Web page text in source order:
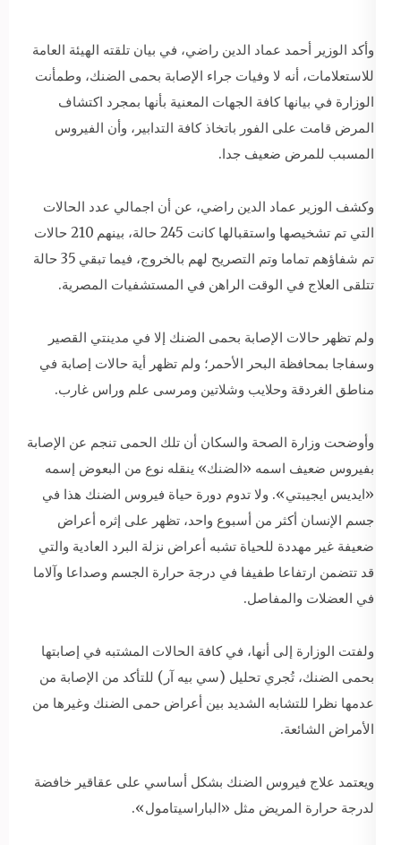
وأكد الوزير أحمد عماد الدين راضي، في بيان تلقته الهيئة العامة
للاستعلامات، أنه لا وفيات جراء الإصابة بحمى الضنك، وطمأنت
الوزارة في بيانها كافة الجهات المعنية بأنها بمجرد اكتشاف
المرض قامت على الفور باتخاذ كافة التدابير، وأن الفيروس
المسبب للمرض ضعيف جدا.
وكشف الوزير عماد الدين راضي، عن أن اجمالي عدد الحالات
التي تم تشخيصها واستقبالها كانت 245 حالة، بينهم 210 حالات
تم شفاؤهم تماما وتم التصريح لهم بالخروج، فيما تبقي 35 حالة
تتلقى العلاج في الوقت الراهن في المستشفيات المصرية.
ولم تظهر حالات الإصابة بحمى الضنك إلا في مدينتي القصير
وسفاجا بمحافظة البحر الأحمر؛ ولم تظهر أية حالات إصابة في
مناطق الغردقة وحلايب وشلاتين ومرسى علم وراس غارب.
وأوضحت وزارة الصحة والسكان أن تلك الحمى تنجم عن الإصابة
بفيروس ضعيف اسمه «الضنك» ينقله نوع من البعوض إسمه
«ايديس ايجيبتي». ولا تدوم دورة حياة فيروس الضنك هذا في
جسم الإنسان أكثر من أسبوع واحد، تظهر على إثره أعراض
ضعيفة غير مهددة للحياة تشبه أعراض نزلة البرد العادية والتي
قد تتضمن ارتفاعا طفيفا في درجة حرارة الجسم وصداعا وآلاما
في العضلات والمفاصل.
ولفتت الوزارة إلى أنها، في كافة الحالات المشتبه في إصابتها
بحمى الضنك، تُجري تحليل (سي بيه آر) للتأكد من الإصابة من
عدمها نظرا للتشابه الشديد بين أعراض حمى الضنك وغيرها من
الأمراض الشائعة.
ويعتمد علاج فيروس الضنك بشكل أساسي على عقاقير خافضة
لدرجة حرارة المريض مثل «الباراسيتامول».